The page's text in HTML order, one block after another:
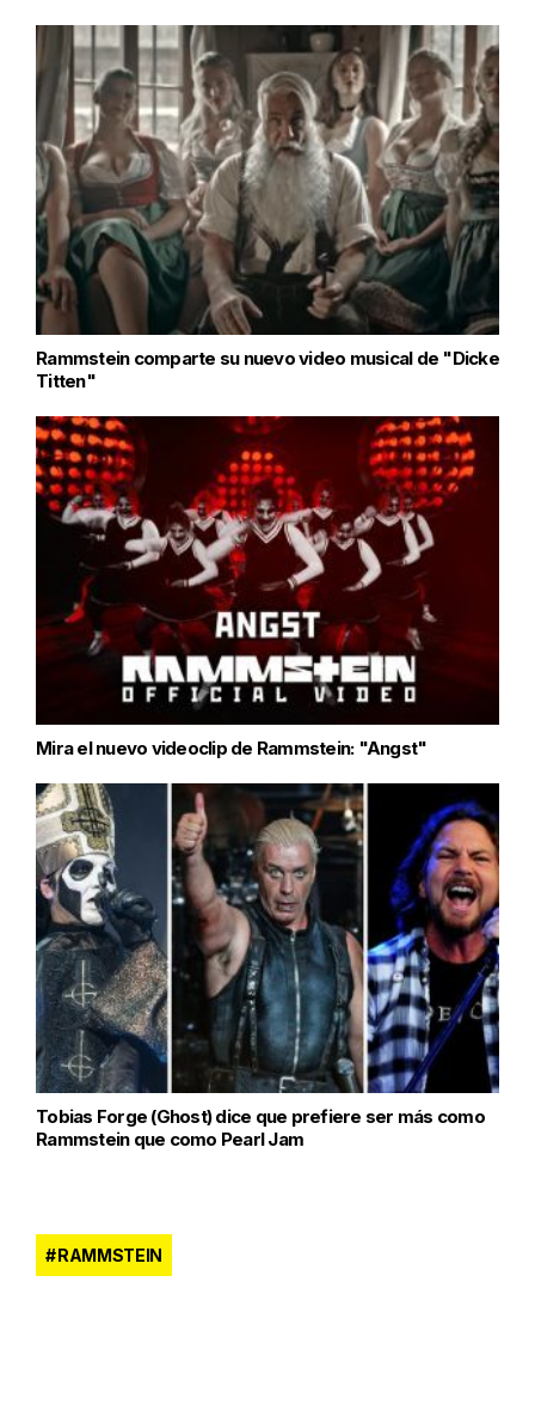
Rammstein comparte su nuevo video musical de "Dicke
Titten"
Mira el nuevo videoclip de Rammstein: "Angst"
Tobias Forge (Ghost) dice que prefiere ser más como
Rammstein que como Pearl Jam
RAMMSTEIN